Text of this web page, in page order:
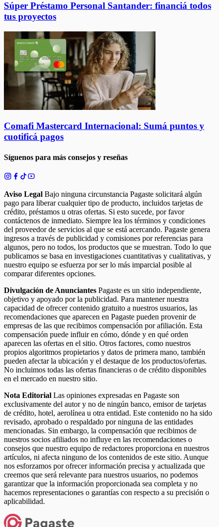
Súper Préstamo Personal Santander: financiá todos
tus proyectos
Comafi Mastercard Internacional: Sumá puntos y
cuotificá pagos
Síguenos para más consejos y reseñas
Aviso Legal Bajo ninguna circunstancia Pagaste solicitará algún
pago para liberar cualquier tipo de producto, incluidos tarjetas de
crédito, préstamos u otras ofertas. Si esto sucede, por favor
contáctenos de inmediato. Siempre lea los términos y condiciones
del proveedor de servicios al que se está acercando. Pagaste genera
ingresos a través de publicidad y comisiones por referencias para
algunos, pero no todos, los productos que se muestran. Todo lo que
publicamos se basa en investigaciones cuantitativas y cualitativas, y
nuestro equipo se esfuerza por ser lo más imparcial posible al
comparar diferentes opciones.
Divulgación de Anunciantes Pagaste es un sitio independiente,
objetivo y apoyado por la publicidad. Para mantener nuestra
capacidad de ofrecer contenido gratuito a nuestros usuarios, las
recomendaciones que aparecen en Pagaste pueden provenir de
empresas de las que recibimos compensación por afiliación. Esta
compensación puede influir en cómo, dónde y en qué orden
aparecen las ofertas en el sitio. Otros factores, como nuestros
propios algoritmos propietarios y datos de primera mano, también
pueden afectar la ubicación y el destaque de los productos/ofertas.
No incluimos todas las ofertas financieras o de crédito disponibles
en el mercado en nuestro sitio.
Nota Editorial Las opiniones expresadas en Pagaste son
exclusivamente del autor y no de ningún banco, emisor de tarjetas
de crédito, hotel, aerolínea u otra entidad. Este contenido no ha sido
revisado, aprobado o respaldado por ninguna de las entidades
mencionadas. Sin embargo, la compensación que recibimos de
nuestros socios afiliados no influye en las recomendaciones o
consejos que nuestro equipo de redactores proporciona en nuestros
artículos, ni afecta ninguno de los contenidos de este sitio. Aunque
nos esforzamos por ofrecer información precisa y actualizada que
creemos que será relevante para nuestros usuarios, no podemos
garantizar que la información proporcionada sea completa y no
hacemos representaciones o garantías con respecto a su precisión o
aplicabilidad.